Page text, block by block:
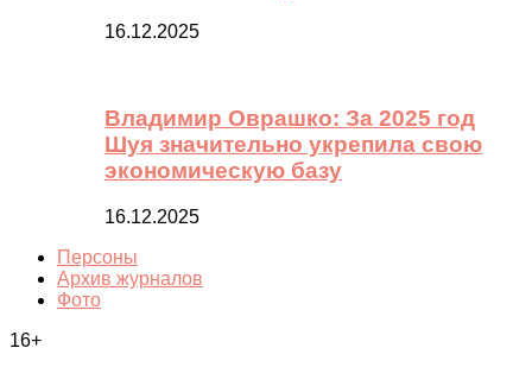
16.12.2025
Владимир Оврашко: За 2025 год
Шуя значительно укрепила свою
экономическую базу
16.12.2025
Персоны
Архив журналов
Фото
16+